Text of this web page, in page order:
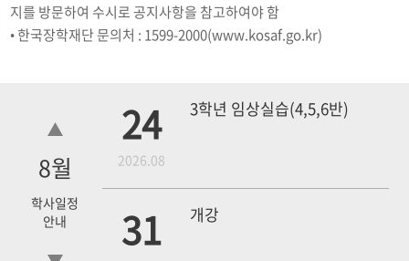
지를 방문하여 수시로 공지사항을 참고하여야 함
• 한국장학재단 문의처 : 1599-2000(www.kosaf.go.kr)
8월
학사일정
안내
24
2026.08
3학년 임상실습(4,5,6반)
31 개강